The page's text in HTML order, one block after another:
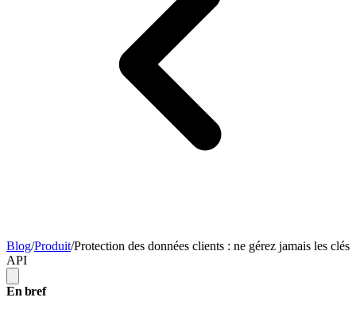
Blog/Produit/Protection des données clients : ne gérez jamais les clés
API
En bref